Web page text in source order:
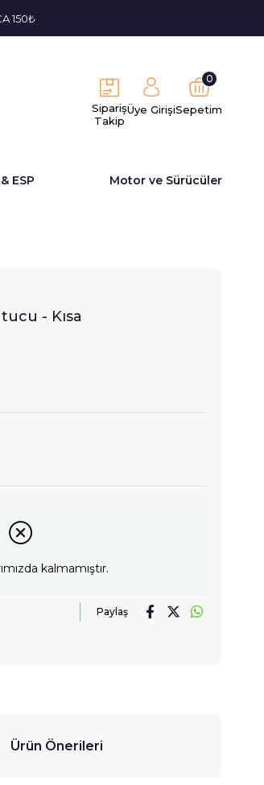
150₺
Sipariş
Takip
Üye GirişiSepetim
0
ESP Motor ve Sürücüler
- Kısa
kalmamıştır.
Paylaş
Ürün Önerileri